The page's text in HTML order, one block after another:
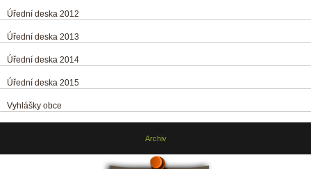
Úřední deska 2012
Úřední deska 2013
Úřední deska 2014
Úřední deska 2015
Vyhlášky obce
Archiv